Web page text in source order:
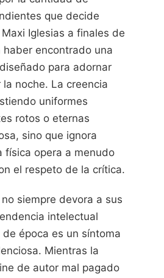
que decide
Iglesias a finales de
encontrado una
para adornar
noche. La creencia
uniformes
rotos o eternas
sino que ignora
física opera a menudo
el respeto de la crítica.
siempre devora a sus
intelectual
época es un síntoma
Mientras la
de autor mal pagado